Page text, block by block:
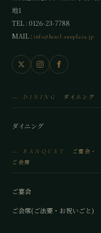
地1
TEL : 0126-23-7788
MAIL : info@hotel-sunplaza.jp
— DINING ダイニング
ダイニング
— BANQUET
ご宴会・
ご会席
ご宴会
ご会席(ご法要・お祝いごと)